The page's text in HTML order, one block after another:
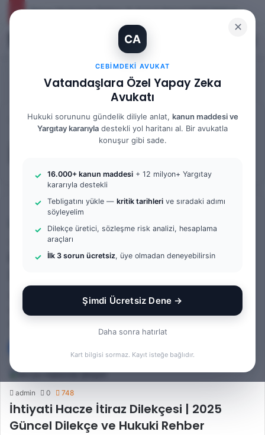
✕
CA
CEBIMDEKI AVUKAT
Vatandaşlara Özel Yapay Zeka
Avukatı
Hukuki sorununu gündelik diliyle anlat, kanun maddesi ve
Yargıtay kararıyla destekli yol haritanı al. Bir avukatla
konuşur gibi sade.
16.000+ kanun maddesi + 12 milyon+ Yargıtay
kararıyla destekli
Tebligatını yükle — kritik tarihleri ve sıradaki adımı
söyleyelim
Dilekçe üretici, sözleşme risk analizi, hesaplama
araçları
İlk 3 sorun ücretsiz, üye olmadan deneyebilirsin
Şimdi Ücretsiz Dene →
Daha sonra hatırlat
Kart bilgisi sormaz. Kayıt isteğe bağlıdır.
İhtiyaç Nedeniyle Tahliye: 9. Hukuk Dairesi 2025/7083 K.
Anasayfa Örnek Dilekçe & Rehber/ İcra Müdürlüğü
İcra Müdürlüğü
0 960
İcra Dosyası Sorgulama Nasıl Yapılır? |
İcra takibi açıldığında ya da tarafı olduğunuz bir dosya varsa,
süreci sağlıklı biçimde takip edebilmek için icra dosyasını
admin 0 748
İhtiyati Hacze İtiraz Dilekçesi | 2025
Güncel Dilekçe ve Hukuki Rehber